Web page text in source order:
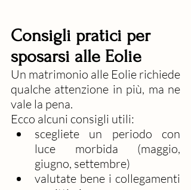
Consigli pratici per
sposarsi alle Eolie
Un matrimonio alle Eolie richiede
qualche attenzione in più, ma ne
vale la pena.
Ecco alcuni consigli utili:
scegliete un periodo con
luce morbida (maggio,
giugno, settembre)
valutate bene i collegamenti